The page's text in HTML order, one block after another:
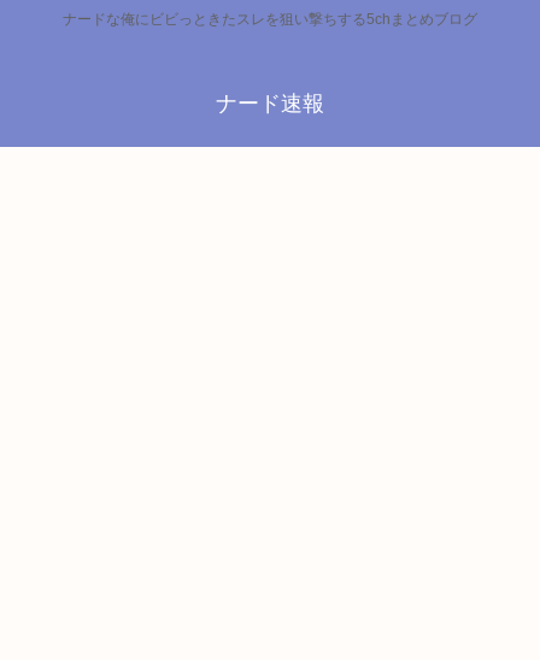
ナードな俺にビビっときたスレを狙い撃ちする5chまとめブログ
ナード速報